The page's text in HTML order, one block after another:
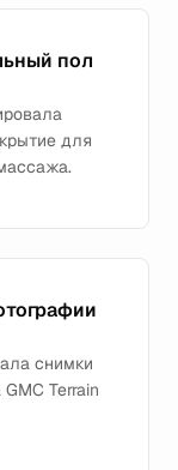
пол
для
снимки
Terrain